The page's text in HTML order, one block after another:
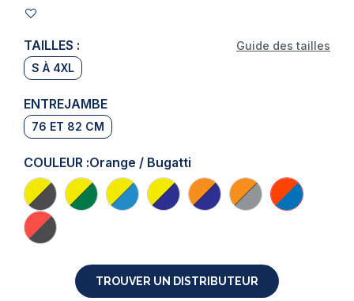
TAILLES :
S À 4XL
Guide des tailles
ENTREJAMBE
76 ET 82 CM
COULEUR :Orange / Bugatti
TROUVER UN DISTRIBUTEUR